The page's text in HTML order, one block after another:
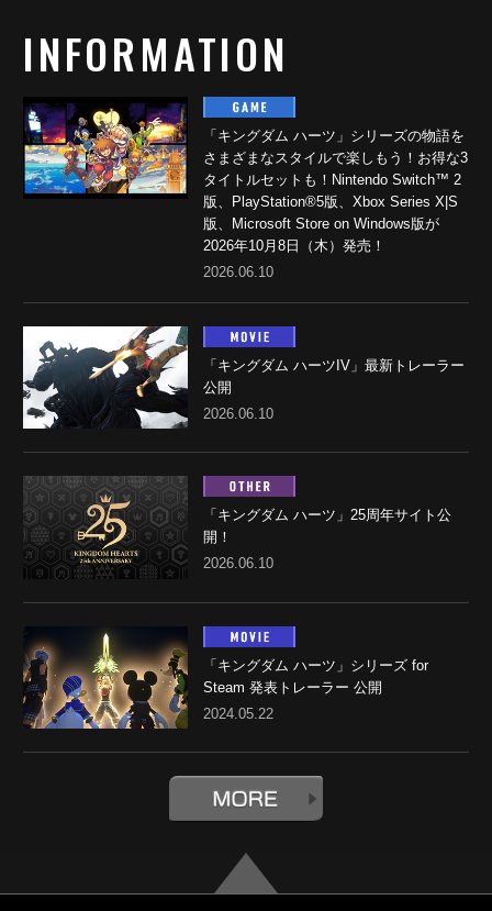
INFORMATION
「キングダム ハーツ」シリーズの物語を
さまざまなスタイルで楽しもう！お得な3
タイトルセットも！Nintendo Switch™ 2
版、PlayStation®5版、Xbox Series X|S
版、Microsoft Store on Windows版が
2026年10月8日（木）発売！
2026.06.10
「キングダム ハーツIV」最新トレーラー
公開
2026.06.10
「キングダム ハーツ」25周年サイト公
開！
2026.06.10
「キングダム ハーツ」シリーズ for
Steam 発表トレーラー 公開
2024.05.22